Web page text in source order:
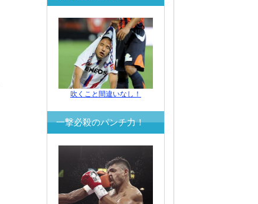
吹くこと間違いなし！
一撃必殺のパンチ力！